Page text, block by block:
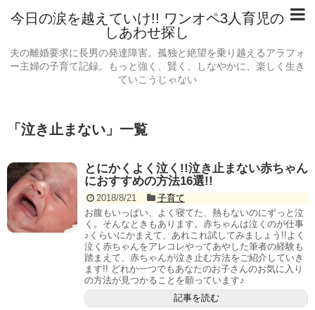
今日の涙を越えていけ!! ワンオペ3人育児の
しあわせ探し
夫の離婚要求に長男の発達障害。孤独と絶望を乗り越えるアラフォ
ー主婦の子育て記録。もっと強く、賢く、しなやかに、楽しく生き
ていこうじゃない
「 泣き止まない 」 一覧
とにかくよく泣く!!泣き止まない赤ちゃん
におすすめの方法16選!!
2018/8/21
子育て
お腹もいっぱい、よく寝てた、熱もないのにずっと泣
く。そんなときもあります。赤ちゃんは泣くのが仕事
♪くらいにかまえて、あれこれ試してみましょう!!よく
泣く赤ちゃんをアレコレやってあやした筆者の経験も
踏まえて、赤ちゃんが泣き止む方法をご紹介していき
ます!! どれか一つでもあなたのお子さんのお気に入り
の方法が見つかることを願っています♪
記事を読む